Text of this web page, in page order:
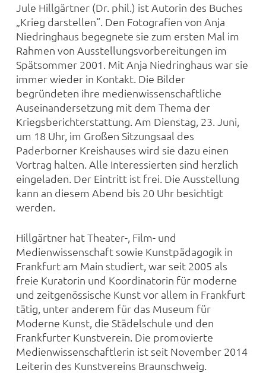
Jule Hillgärtner (Dr. phil.) ist Autorin des Buches
„Krieg darstellen“. Den Fotografien von Anja
Niedringhaus begegnete sie zum ersten Mal im
Rahmen von Ausstellungsvorbereitungen im
Spätsommer 2001. Mit Anja Niedringhaus war sie
immer wieder in Kontakt. Die Bilder
begründeten ihre medienwissenschaftliche
Auseinandersetzung mit dem Thema der
Kriegsberichterstattung. Am Dienstag, 23. Juni,
um 18 Uhr, im Großen Sitzungsaal des
Paderborner Kreishauses wird sie dazu einen
Vortrag halten. Alle Interessierten sind herzlich
eingeladen. Der Eintritt ist frei. Die Ausstellung
kann an diesem Abend bis 20 Uhr besichtigt
werden.
Hillgärtner hat Theater-, Film- und
Medienwissenschaft sowie Kunstpädagogik in
Frankfurt am Main studiert, war seit 2005 als
freie Kuratorin und Koordinatorin für moderne
und zeitgenössische Kunst vor allem in Frankfurt
tätig, unter anderem für das Museum für
Moderne Kunst, die Städelschule und den
Frankfurter Kunstverein. Die promovierte
Medienwissenschaftlerin ist seit November 2014
Leiterin des Kunstvereins Braunschweig.